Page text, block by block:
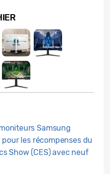
Samsung
les récompenses du
Show (CES) avec neuf